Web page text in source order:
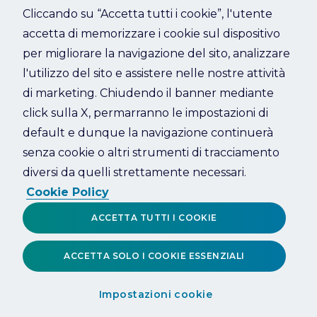
Refresh
Cliccando su “Accetta tutti i cookie”, l'utente
accetta di memorizzare i cookie sul dispositivo
per migliorare la navigazione del sito, analizzare
l'utilizzo del sito e assistere nelle nostre attività
di marketing. Chiudendo il banner mediante
click sulla X, permarranno le impostazioni di
default e dunque la navigazione continuerà
senza cookie o altri strumenti di tracciamento
diversi da quelli strettamente necessari.
Cookie Policy
Impostazioni cookie
ACCETTA SOLO I COOKIE ESSENZIALI
ACCETTA TUTTI I COOKIE